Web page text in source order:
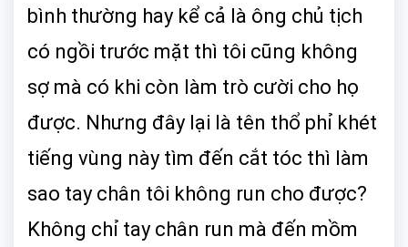
bình thường hay kể cả là ông chủ tịch
có ngồi trước mặt thì tôi cũng không
sợ mà có khi còn làm trò cười cho họ
được. Nhưng đây lại là tên thổ phỉ khét
tiếng vùng này tìm đến cắt tóc thì làm
sao tay chân tôi không run cho được?
Không chỉ tay chân run mà đến mồm